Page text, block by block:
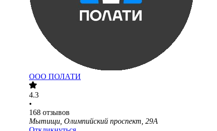
ООО ПОЛАТИ
4.3
•
168 отзывов
Мытищи, Олимпийский проспект, 29А